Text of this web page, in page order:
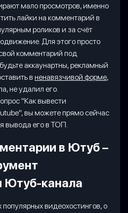
мало просмотров, именно
лайки на комментарий в
роликов и за счёт
Для этого просто
комментарий под
аккаунартны, рекламный
в ненавязчивой форме,
не удалил его.
"Как вывести
вы можете прямо сейчас
вывода его в ТОП.
в Ютуб –
Ютуб-канала
видеохостингов, о